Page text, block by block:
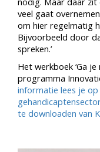
veel gaat
om hier regelmatig
Bijvoorbeeld door
spreken.’
Het werkboek ‘Ga
programma
informatie lees je
te downloaden van